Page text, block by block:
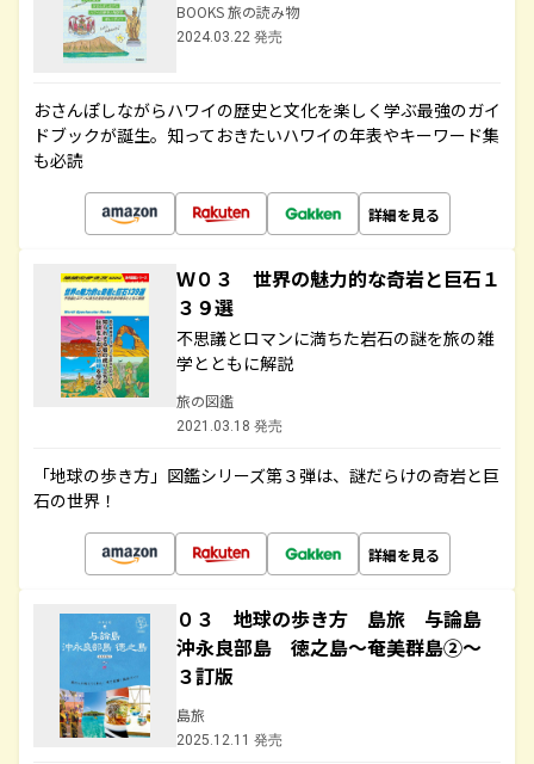
BOOKS 旅の読み物
2024.03.22 発売
おさんぽしながらハワイの歴史と文化を楽しく学ぶ最強のガイ
ドブックが誕生。知っておきたいハワイの年表やキーワード集
も必読
詳細を見る
Ｗ０３ 世界の魅力的な奇岩と巨石１
３９選
不思議とロマンに満ちた岩石の謎を旅の雑
学とともに解説
旅の図鑑
2021.03.18 発売
「地球の歩き方」図鑑シリーズ第３弾は、謎だらけの奇岩と巨
石の世界！
詳細を見る
０３ 地球の歩き方 島旅 与論島
沖永良部島 徳之島～奄美群島②～
３訂版
島旅
2025.12.11 発売